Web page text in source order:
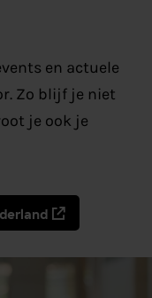
en actuele
Zo blijf je niet
je ook je